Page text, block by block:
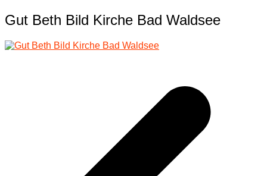
Gut Beth Bild Kirche Bad Waldsee